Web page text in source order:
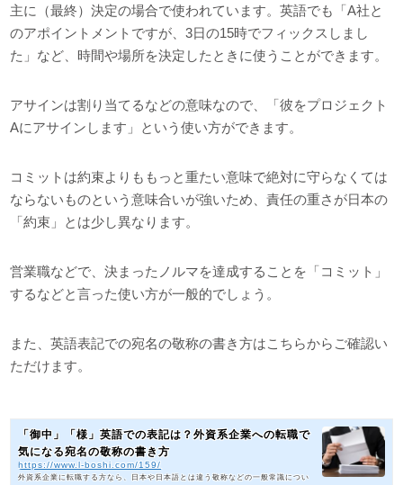
主に（最終）決定の場合で使われています。英語でも「A社と
のアポイントメントですが、3日の15時でフィックスしまし
た」など、時間や場所を決定したときに使うことができます。
アサインは割り当てるなどの意味なので、「彼をプロジェクト
Aにアサインします」という使い方ができます。
コミットは約束よりももっと重たい意味で絶対に守らなくては
ならないものという意味合いが強いため、責任の重さが日本の
「約束」とは少し異なります。
営業職などで、決まったノルマを達成することを「コミット」
するなどと言った使い方が一般的でしょう。
また、英語表記での宛名の敬称の書き方はこちらからご確認い
ただけます。
「御中」「様」英語での表記は？外資系企業への転職で
気になる宛名の敬称の書き方
https://www.l-boshi.com/159/
外資系企業に転職する方なら、日本や日本語とは違う敬称などの一般常識につい